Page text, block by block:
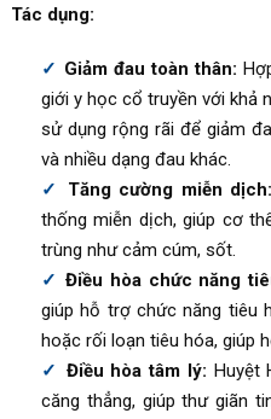
Tác dụng:
Giảm đau toàn thân:
giới y học cổ truyền với khả
sử dụng rộng rãi để giảm
và nhiều dạng đau khác.
Tăng cường miễn dịch:
thống miễn dịch, giúp cơ
trùng như cảm cúm, sốt.
Điều hòa chức năng
giúp hỗ trợ chức năng tiêu
hoặc rối loạn tiêu hóa, giúp
Điều hòa tâm lý: Huyệt
căng thẳng, giúp thư giãn